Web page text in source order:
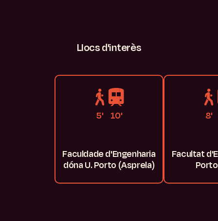
Llocsd'interès
5' 10'
Faculdade d'Engenharia
dóna U. Porto (Asprela)
8'
Facultat